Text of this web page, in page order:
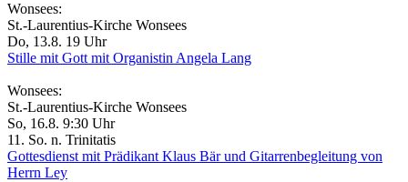
Wonsees:
St.-Laurentius-Kirche Wonsees
Do, 13.8. 19 Uhr
Stille mit Gott mit Organistin Angela Lang
Wonsees:
St.-Laurentius-Kirche Wonsees
So, 16.8. 9:30 Uhr
11. So. n. Trinitatis
Gottesdienst mit Prädikant Klaus Bär und Gitarrenbegleitung von
Herrn Ley